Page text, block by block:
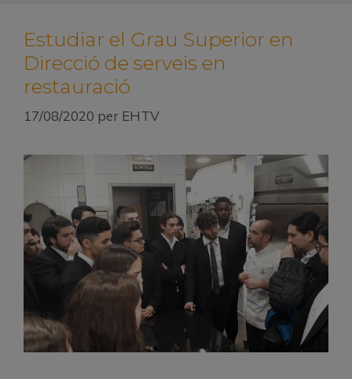
Estudiar el Grau Superior en
Direcció de serveis en
restauració
17/08/2020 per EHTV